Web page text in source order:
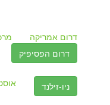
דרום אמריקה
דרום הפסיפיק
ניו-זילנד